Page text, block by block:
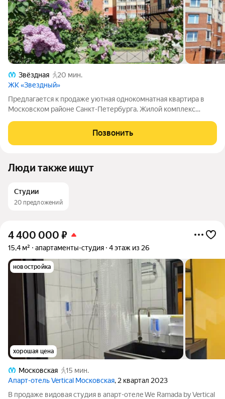
Звёздная
20 мин.
ЖК «Звездный»
Предлагается к продаже уютная однокомнатная квартира в
Московском районе Санкт-Петербурга. Жилой комплекс
Закрытая территория комплекса, большая отдельная детская
площадка, рядом новая школа и
Позвонить
Люди также ищут
Студии
20 предложений
4 400 000 ₽
15,4 м² апартаменты-студия 4 этаж из 26
новостройка
хорошая цена
Московская
15 мин.
Апарт-отель Vertical Московская, 2 квартал 2023
B пpoдаже видовaя студия в aпаpт-отелe Wе Ramadа by Vertical